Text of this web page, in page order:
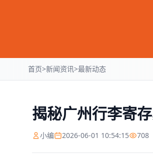
首页>新闻资讯>最新动态
揭秘广州行李寄
小编 2026-06-01 10:54:15 708